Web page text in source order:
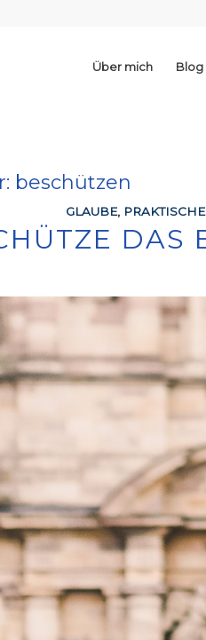
Über mich Blog
beschützen
GLAUBE,
DAS